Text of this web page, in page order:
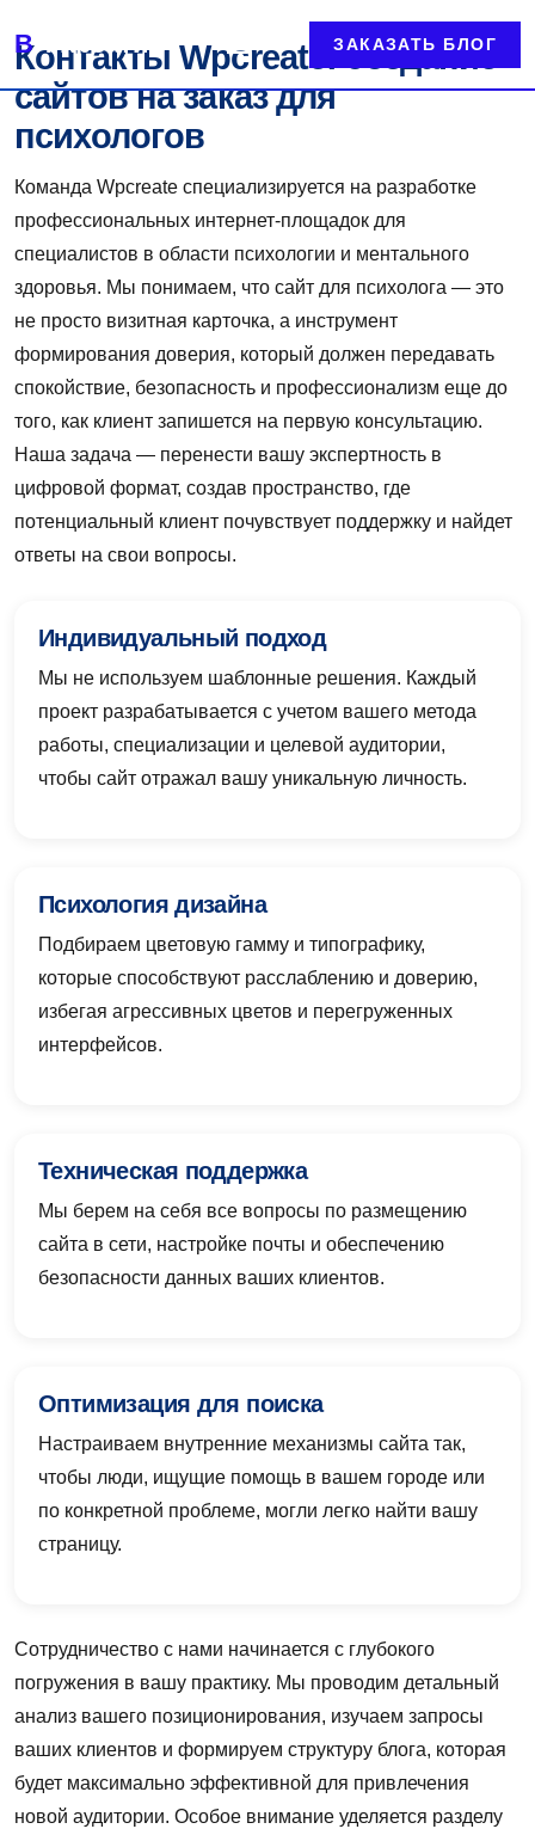
ВП Креатив ☰ ЗАКАЗАТЬ БЛОГ
Контакты Wpcreate: создание
сайтов на заказ для
психологов
Команда Wpcreate специализируется на разработке
профессиональных интернет-площадок для
специалистов в области психологии и ментального
здоровья. Мы понимаем, что сайт для психолога — это
не просто визитная карточка, а инструмент
формирования доверия, который должен передавать
спокойствие, безопасность и профессионализм еще до
того, как клиент запишется на первую консультацию.
Наша задача — перенести вашу экспертность в
цифровой формат, создав пространство, где
потенциальный клиент почувствует поддержку и найдет
ответы на свои вопросы.
Индивидуальный подход
Мы не используем шаблонные решения. Каждый
проект разрабатывается с учетом вашего метода
работы, специализации и целевой аудитории,
чтобы сайт отражал вашу уникальную личность.
Психология дизайна
Подбираем цветовую гамму и типографику,
которые способствуют расслаблению и доверию,
избегая агрессивных цветов и перегруженных
интерфейсов.
Техническая поддержка
Мы берем на себя все вопросы по размещению
сайта в сети, настройке почты и обеспечению
безопасности данных ваших клиентов.
Оптимизация для поиска
Настраиваем внутренние механизмы сайта так,
чтобы люди, ищущие помощь в вашем городе или
по конкретной проблеме, могли легко найти вашу
страницу.
Сотрудничество с нами начинается с глубокого
погружения в вашу практику. Мы проводим детальный
анализ вашего позиционирования, изучаем запросы
ваших клиентов и формируем структуру блога, которая
будет максимально эффективной для привлечения
новой аудитории. Особое внимание уделяется разделу